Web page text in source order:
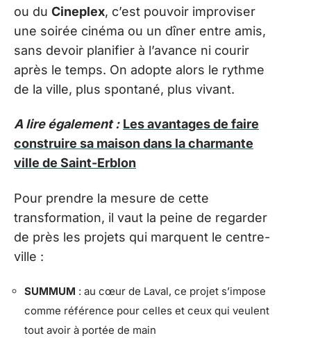
ou du Cineplex, c’est pouvoir improviser
une soirée cinéma ou un dîner entre amis,
sans devoir planifier à l’avance ni courir
après le temps. On adopte alors le rythme
de la ville, plus spontané, plus vivant.
A lire également : Les avantages de faire
construire sa maison dans la charmante
ville de Saint-Erblon
Pour prendre la mesure de cette
transformation, il vaut la peine de regarder
de près les projets qui marquent le centre-
ville :
SUMMUM : au cœur de Laval, ce projet s’impose
comme référence pour celles et ceux qui veulent
tout avoir à portée de main